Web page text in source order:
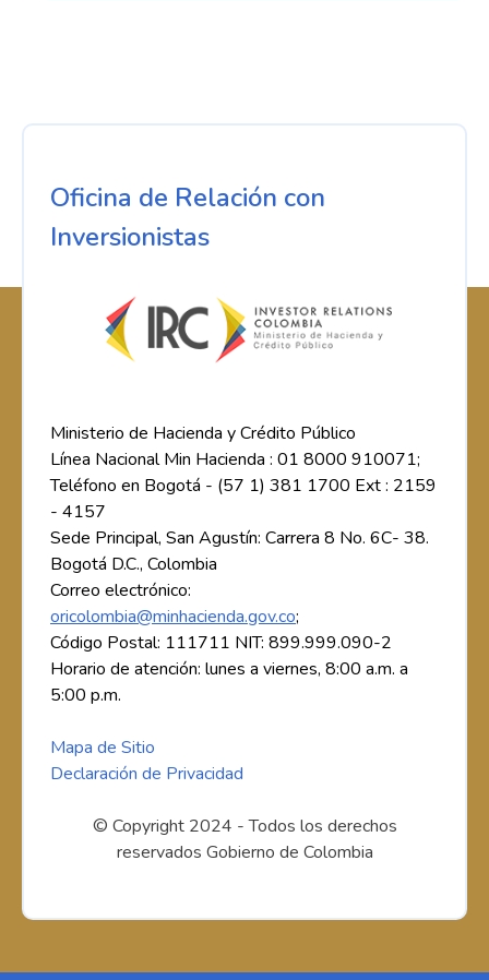
Oficina de Relación con
Inversionistas
Ministerio de Hacienda y Crédito Público
Línea Nacional Min Hacienda : 01 8000 910071;
Teléfono en Bogotá - (57 1) 381 1700 Ext : 2159
- 4157
Sede Principal, San Agustín: Carrera 8 No. 6C- 38.
Bogotá D.C., Colombia
Correo electrónico:
oricolombia@minhacienda.gov.co;
Código Postal: 111711 NIT: 899.999.090-2
Horario de atención: lunes a viernes, 8:00 a.m. a
5:00 p.m.
Mapa de Sitio
Declaración de Privacidad
© Copyright 2024 - Todos los derechos
reservados Gobierno de Colombia